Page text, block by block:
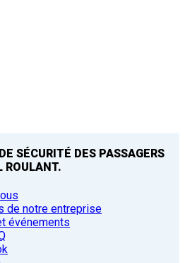
SÉCURITÉ DES PASSAGERS
ROULANT.
de notre entreprise
événements